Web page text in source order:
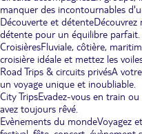
manquer des incontournables
Découverte et détente
détente pour un équilibre parfait.
CroisièresFluviale, côtière,
croisière idéale et mettez les
Road Trips & circuits privésA
un voyage unique et inoubliable.
City TripsEvadez-vous en train
avez toujours rêvé.
Evènements du mondeVoyagez